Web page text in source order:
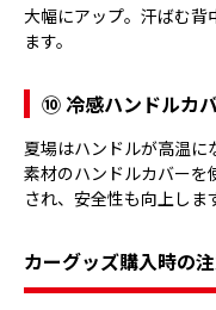
大幅にアップ。汗ばむ背
ます。
⑩ 冷感ハンドルカ
夏場はハンドルが高温
素材のハンドルカバーを
され、安全性も向上しま
カーグッズ購入時の